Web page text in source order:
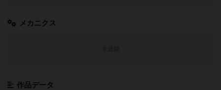
メカニクス
作品データ